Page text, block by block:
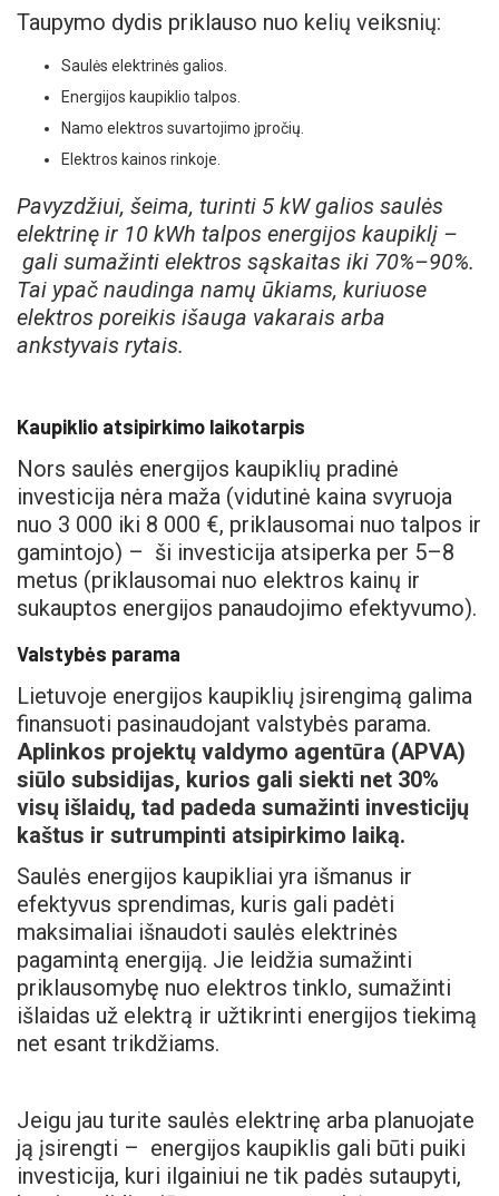
Taupymo dydis priklauso nuo kelių veiksnių:
Saulės elektrinės galios.
Energijos kaupiklio talpos.
Namo elektros suvartojimo įpročių.
Elektros kainos rinkoje.
Pavyzdžiui, šeima, turinti 5 kW galios saulės
elektrinę ir 10 kWh talpos energijos kaupiklį –
gali sumažinti elektros sąskaitas iki 70%–90%.
Tai ypač naudinga namų ūkiams, kuriuose
elektros poreikis išauga vakarais arba
ankstyvais rytais.
Kaupiklio atsipirkimo laikotarpis
Nors saulės energijos kaupiklių pradinė
investicija nėra maža (vidutinė kaina svyruoja
nuo 3 000 iki 8 000 €, priklausomai nuo talpos ir
gamintojo) – ši investicija atsiperka per 5–8
metus (priklausomai nuo elektros kainų ir
sukauptos energijos panaudojimo efektyvumo).
Valstybės parama
Lietuvoje energijos kaupiklių įsirengimą galima
finansuoti pasinaudojant valstybės parama.
Aplinkos projektų valdymo agentūra (APVA)
siūlo subsidijas, kurios gali siekti net 30%
visų išlaidų, tad padeda sumažinti investicijų
kaštus ir sutrumpinti atsipirkimo laiką.
Saulės energijos kaupikliai yra išmanus ir
efektyvus sprendimas, kuris gali padėti
maksimaliai išnaudoti saulės elektrinės
pagamintą energiją. Jie leidžia sumažinti
priklausomybę nuo elektros tinklo, sumažinti
išlaidas už elektrą ir užtikrinti energijos tiekimą
net esant trikdžiams.
Jeigu jau turite saulės elektrinę arba planuojate
ją įsirengti – energijos kaupiklis gali būti puiki
investicija, kuri ilgainiui ne tik padės sutaupyti,